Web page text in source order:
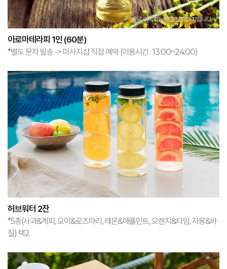
아로마테라피 1인 (60분)
*별도 문자 발송 -> 마사지샵 직접 예약 (이용시간 : 13:00~24:00)
허브워터 2잔
*5종(사과&계피, 오이&로즈마리, 레몬&애플민트, 오렌지&타임, 자몽&바
질) 택2